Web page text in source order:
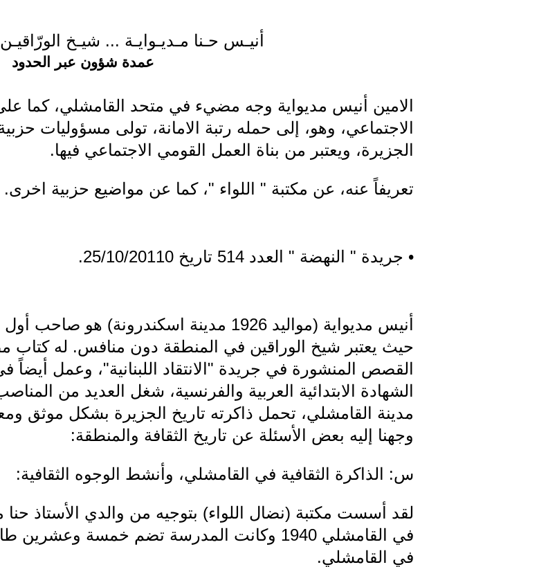
أنيـس حـنا مـديـوايـة ... شيـخ
عمدة شؤون عبر الحدود
الامين أنيس مديواية وجه مضيء في متحد القامشلي، كما
الاجتماعي، وهو، إلى حمله رتبة الامانة، تولى مسؤوليات
الجزيرة، ويعتبر من بناة العمل القومي الاجتماعي فيها.
تعريفاً عنه، عن مكتبة " اللواء "، كما عن مواضيع حزبية
• جريدة " النهضة " العدد 514 تاريخ 25/10/20110.
حيث يعتبر شيخ الوراقين في المنطقة دون منافس. له كتاب
القصص المنشورة في جريدة "الانتقاد اللبنانية"، وعمل
الشهادة الابتدائية العربية والفرنسية، شغل العديد من
مدينة القامشلي، تحمل ذاكرته تاريخ الجزيرة بشكل موثق
وجهنا إليه بعض الأسئلة عن تاريخ الثقافة والمنطقة:
س: الذاكرة الثقافية في القامشلي، وأنشط الوجوه الثقافية:
لقد أسست مكتبة (نضال اللواء) بتوجيه من والدي الأستاذ
في القامشلي 1940 وكانت المدرسة تضم خمسة
في القامشلي.